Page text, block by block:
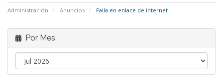
Administración Anuncios Falla en enlace de internet
Por Mes